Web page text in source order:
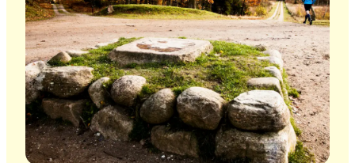
Regionen
Erlebnisse
Unterkünfte
Reiseplanung